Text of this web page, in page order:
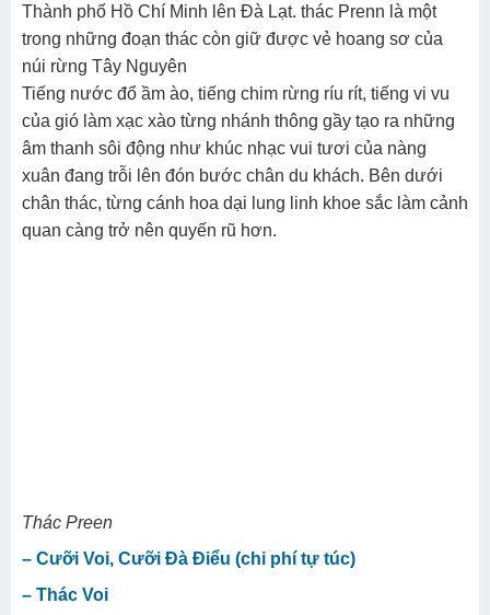
Thành phố Hồ Chí Minh lên Đà Lạt. thác Prenn là một
trong những đoạn thác còn giữ được vẻ hoang sơ của
núi rừng Tây Nguyên
Tiếng nước đổ ầm ào, tiếng chim rừng ríu rít, tiếng vi vu
của gió làm xạc xào từng nhánh thông gầy tạo ra những
âm thanh sôi động như khúc nhạc vui tươi của nàng
xuân đang trỗi lên đón bước chân du khách. Bên dưới
chân thác, từng cánh hoa dại lung linh khoe sắc làm cảnh
quan càng trở nên quyến rũ hơn.
Thác Preen
– Cưỡi Voi, Cưỡi Đà Điểu (chi phí tự túc)
– Thác Voi